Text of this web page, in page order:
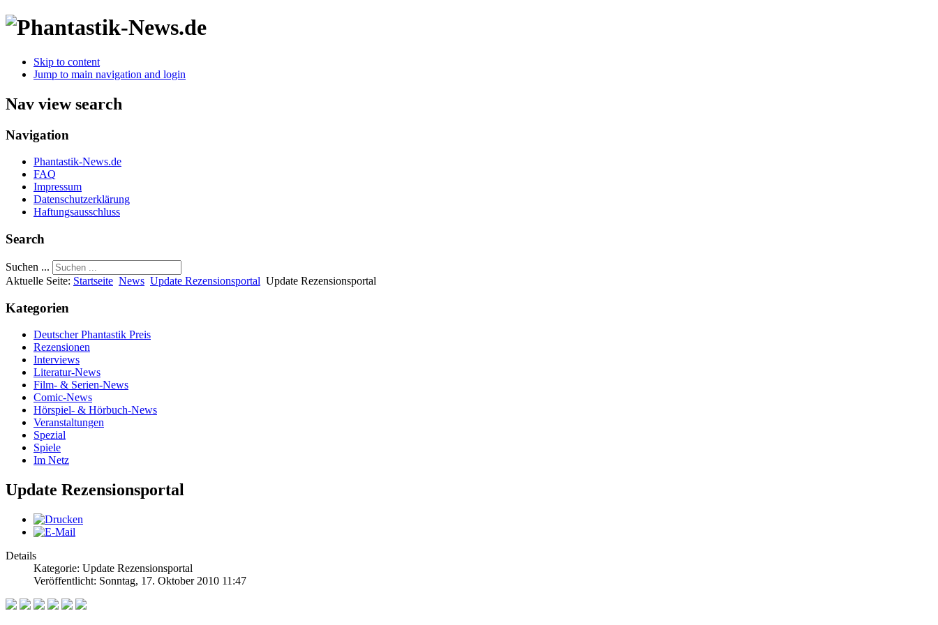
Skip to content
Jump to main navigation and login
Nav view search
Navigation
Phantastik-News.de
FAQ
Impressum
Datenschutzerklärung
Haftungsausschluss
Search
Suchen ...
Aktuelle Seite: Startseite News Update Rezensionsportal Update Rezensionsportal
Kategorien
Deutscher Phantastik Preis
Rezensionen
Interviews
Literatur-News
Film- & Serien-News
Comic-News
Hörspiel- & Hörbuch-News
Veranstaltungen
Spezial
Spiele
Im Netz
Update Rezensionsportal
Details
Kategorie: Update Rezensionsportal
Veröffentlicht: Sonntag, 17. Oktober 2010 11:47